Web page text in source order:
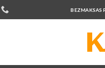
BEZMAKSAS